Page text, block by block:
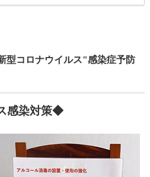
型コロナウイルス"感染症予防
感染対策◆